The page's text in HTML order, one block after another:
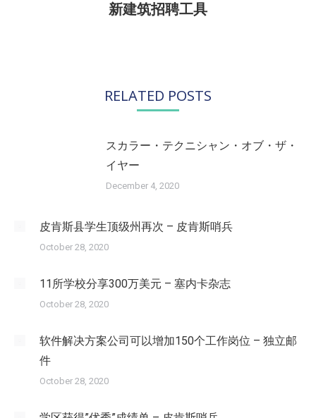
章：
未
新建筑招聘工具
RELATED POSTS
スカラー・テクニシャン・オブ・ザ・
イヤー
December 4, 2020
皮肯斯县学生顶级州再次 – 皮肯斯哨兵
October 28, 2020
11所学校分享300万美元 – 塞内卡杂志
October 28, 2020
软件解决方案公司可以增加150个工作岗位 – 独立邮
件
October 28, 2020